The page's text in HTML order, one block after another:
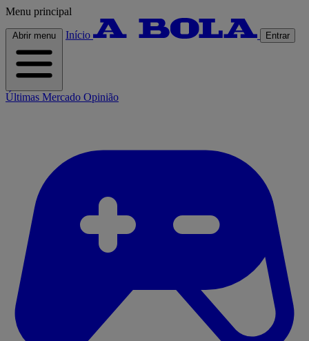
Menu principal
Abrir menu Início Entrar
Últimas Mercado Opinião